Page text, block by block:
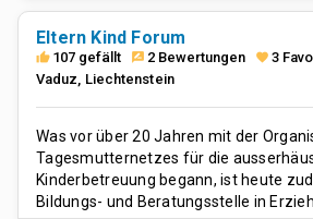
Eltern Kind Forum
thumb_up 107 gefällt rate_review 2 Bewertungen favorite 3
Vaduz, Liechtenstein
Was vor über 20 Jahren mit der
Tagesmutternetzes für die
Kinderbetreuung begann, ist heute
Bildungs- und Beratungsstelle in